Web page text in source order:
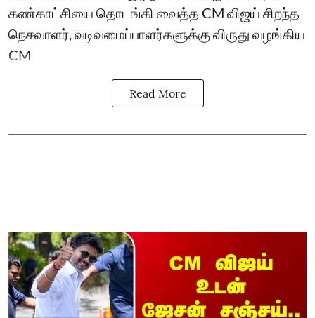
கண்காட்சியை தொடங்கி வைத்த CM விஜய் சிறந்த
நெசவாளர், வடிவமைப்பாளர்களுக்கு விருது வழங்கிய
CM
Read More